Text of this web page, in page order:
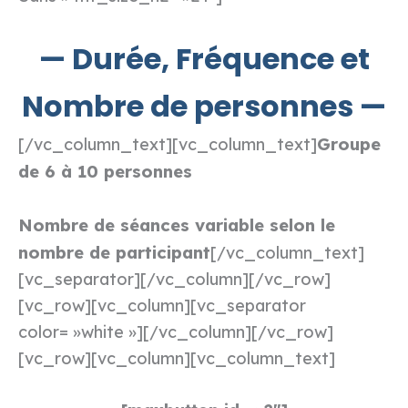
— Durée, Fréquence et
Nombre de personnes —
[/vc_column_text][vc_column_text]Groupe
de 6 à 10 personnes
Nombre de séances variable selon le
nombre de participant[/vc_column_text]
[vc_separator][/vc_column][/vc_row]
[vc_row][vc_column][vc_separator
color= »white »][/vc_column][/vc_row]
[vc_row][vc_column][vc_column_text]